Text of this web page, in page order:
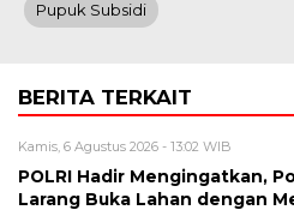
Pupuk Subsidi
BERITA TERKAIT
Kamis, 6 Agustus 2026 - 13:02 WIB
POLRI Hadir Mengingatkan,
Larang Buka Lahan dengan